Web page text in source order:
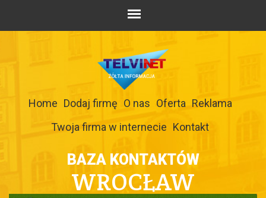
Home Dodaj firmę O nas Oferta Reklama
Twoja firma w internecie Kontakt
BAZA KONTAKTÓW
WROCŁAW